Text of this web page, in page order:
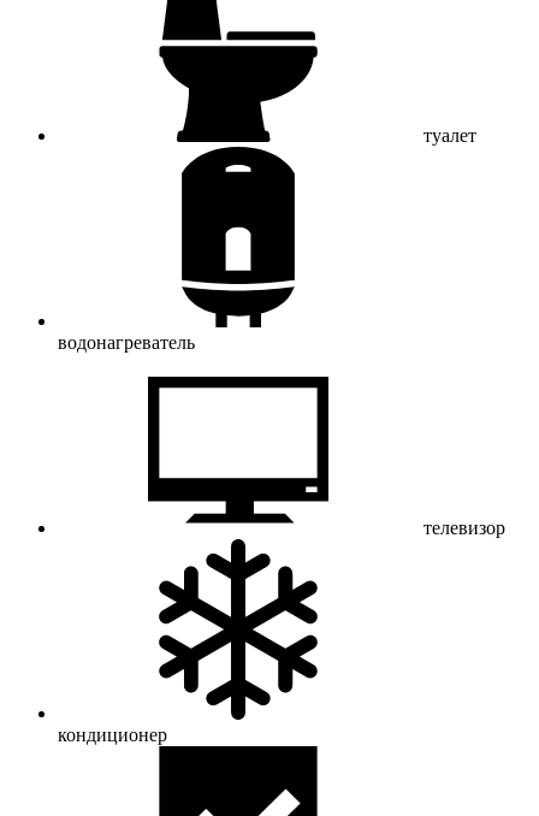
туалет
водонагреватель
телевизор
кондиционер